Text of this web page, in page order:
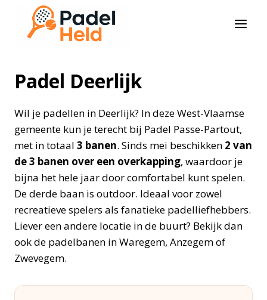
Doorgaan
inhoud
Padel Deerlijk
Wil je padellen in Deerlijk? In deze West-Vlaamse
gemeente kun je terecht bij Padel Passe-Partout,
met in totaal 3 banen. Sinds mei beschikken 2 van
de 3 banen over een overkapping, waardoor je
bijna het hele jaar door comfortabel kunt spelen.
De derde baan is outdoor. Ideaal voor zowel
recreatieve spelers als fanatieke padelliefhebbers.
Liever een andere locatie in de buurt? Bekijk dan
ook de padelbanen in Waregem, Anzegem of
Zwevegem.